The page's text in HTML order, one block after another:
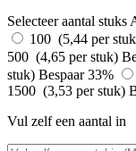
Selecteer aantal stuks
100 (5,44 per
500 (4,65 per stuk)
stuk) Bespaar 33%
1500 (3,53 per stuk)
Vul zelf een aantal in